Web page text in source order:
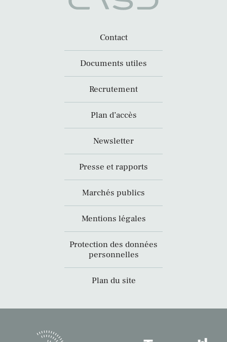
Contact
Documents utiles
Recrutement
Plan d’accès
Newsletter
Presse et rapports
Marchés publics
Mentions légales
Protection des données
personnelles
Plan du site